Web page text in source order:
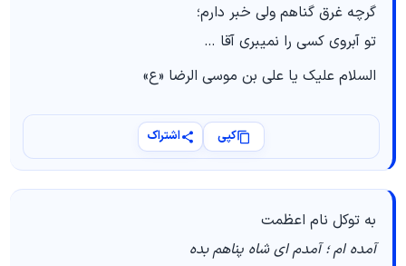
گرچه غرق گناهم ولی خبر دارم؛
تو آبروی کسی را نمیبری آقا …
السلام علیک یا علی بن موسی الرضا «ع»
کپی اشتراک
به توکل نام اعظمت
آمده ام ؛ آمدم اي شاه پناهم بده